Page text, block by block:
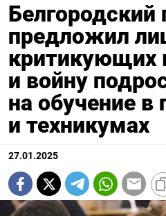
Белгородский
предложил
критикующих
и войну
на обучение в
и техникумах
27.01.2025